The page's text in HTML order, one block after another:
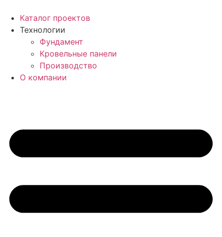
содержимому
Каталог проектов
Технологии
Фундамент
Кровельные панели
Производство
О компании